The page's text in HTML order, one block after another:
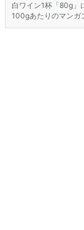
白ワイン1杯「80g」
100gあたりのマンガ